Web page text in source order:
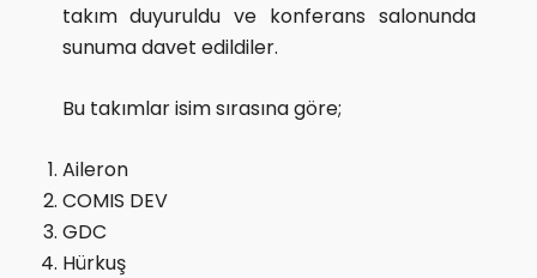
takım duyuruldu ve konferans salonunda
sunuma davet edildiler.
Bu takımlar isim sırasına göre;
Aileron
COMIS DEV
GDC
Hürkuş